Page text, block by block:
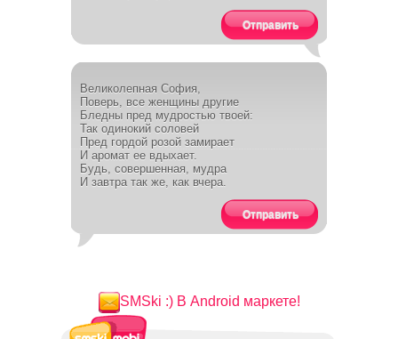
Отправить
Великолепная София,
Поверь, все женщины другие
Бледны пред мудростью твоей:
Так одинокий соловей
Пред гордой розой замирает
И аромат ее вдыхает.
Будь, совершенная, мудра
И завтра так же, как вчера.
Отправить
SMSki :) В Android маркете!